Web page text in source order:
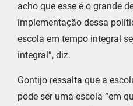
acho que esse é o grande
implementação dessa
escola em tempo integral
integral”, diz.
Gontijo ressalta que a
pode ser uma escola “em